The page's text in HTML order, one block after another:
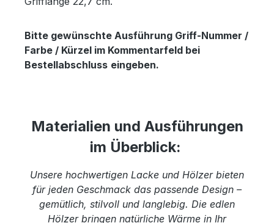
Bitte gewünschte Ausführung Griff-Nummer /
Farbe / Kürzel im Kommentarfeld bei
Bestellabschluss eingeben.
Materialien und Ausführungen
im Überblick:
Unsere hochwertigen Lacke und Hölzer bieten
für jeden Geschmack das passende Design –
gemütlich, stilvoll und langlebig. Die edlen
Hölzer bringen natürliche Wärme in Ihr